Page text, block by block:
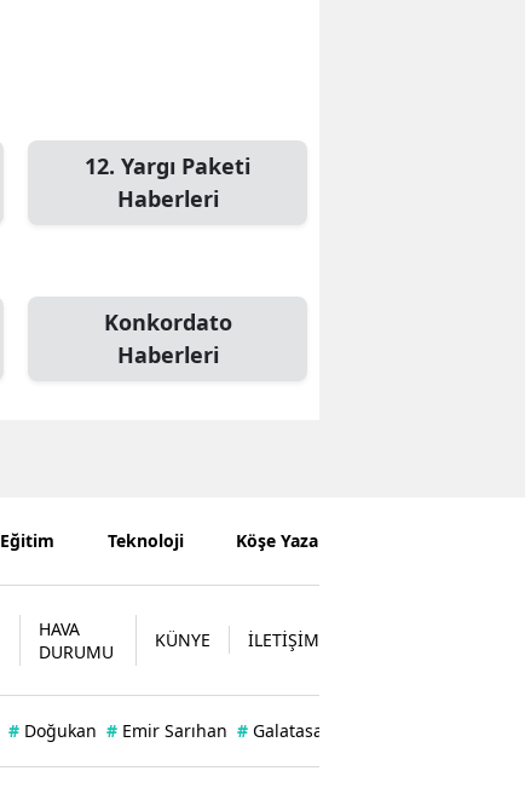
12. Yargı Paketi
Haberleri
Konkordato
Haberleri
Eğitim Teknoloji Köşe Yazarları
HAVA
DURUMU
KÜNYE İLETİŞİM
# Doğukan # Emir Sarıhan # Galatasaray'